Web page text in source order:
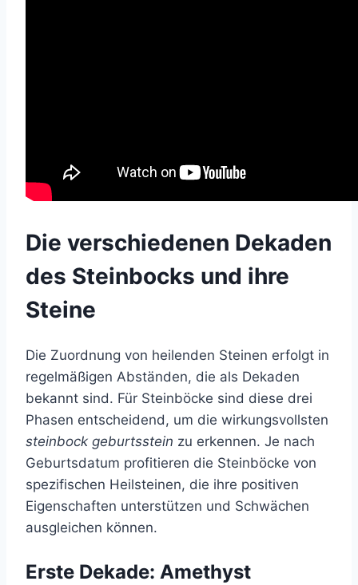
Die verschiedenen Dekaden
des Steinbocks und ihre
Steine
Die Zuordnung von heilenden Steinen erfolgt in
regelmäßigen Abständen, die als Dekaden
bekannt sind. Für Steinböcke sind diese drei
Phasen entscheidend, um die wirkungsvollsten
steinbock geburtsstein zu erkennen. Je nach
Geburtsdatum profitieren die Steinböcke von
spezifischen Heilsteinen, die ihre positiven
Eigenschaften unterstützen und Schwächen
ausgleichen können.
Erste Dekade: Amethyst